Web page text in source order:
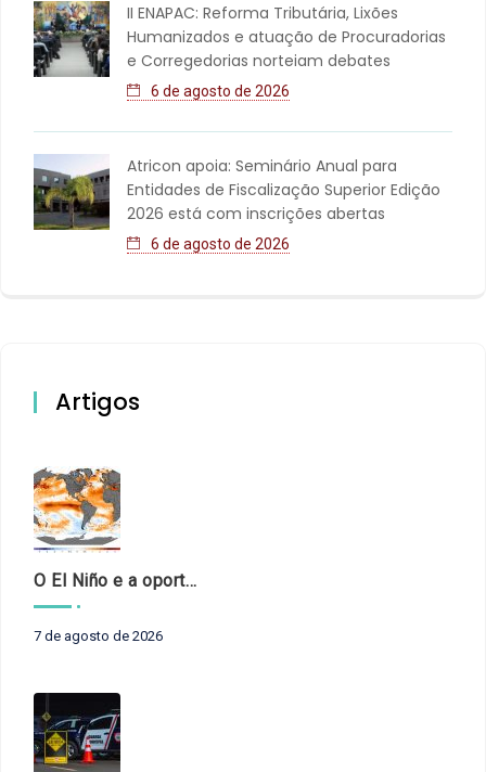
II ENAPAC: Reforma Tributária, Lixões
Humanizados e atuação de Procuradorias
e Corregedorias norteiam debates
6 de agosto de 2026
Atricon apoia: Seminário Anual para
Entidades de Fiscalização Superior Edição
2026 está com inscrições abertas
6 de agosto de 2026
Artigos
O El Niño e a oportunidade de fortalecer o controle externo das políticas climáticas
7 de agosto de 2026